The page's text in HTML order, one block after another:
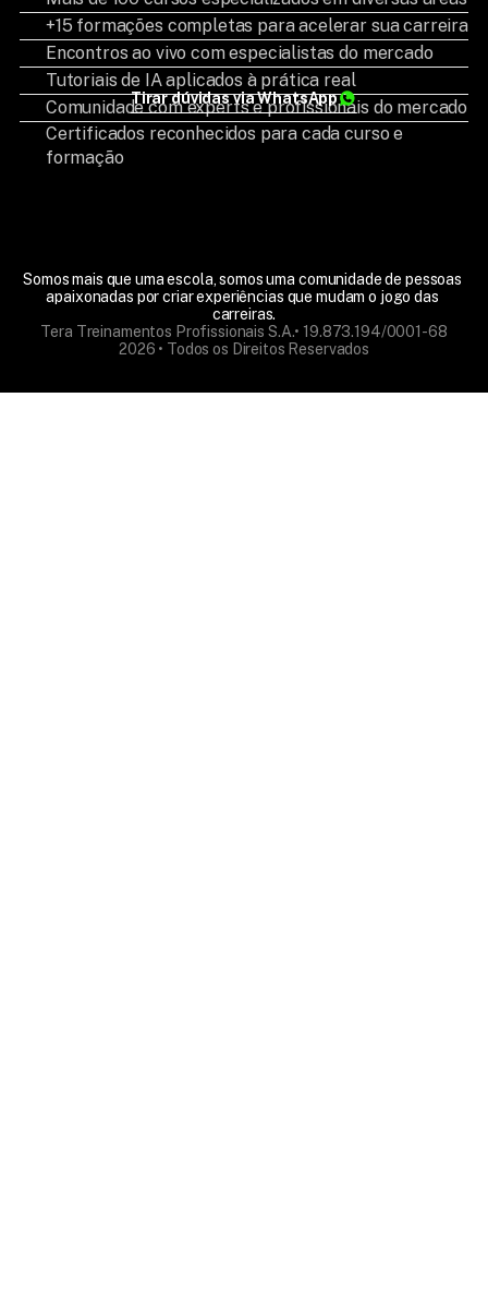
+15 formações completas para acelerar sua carreira
Encontros ao vivo com especialistas do mercado
Tutoriais de IA aplicados à prática real
Comunidade com experts e profissionais do mercado
Certificados reconhecidos para cada curso e
formação
Tirar dúvidas via WhatsApp
Somos mais que uma escola, somos uma comunidade de pessoas
apaixonadas por criar experiências que mudam o jogo das
carreiras.
Tera Treinamentos Profissionais S.A.• 19.873.194/0001-68
2026 • Todos os Direitos Reservados